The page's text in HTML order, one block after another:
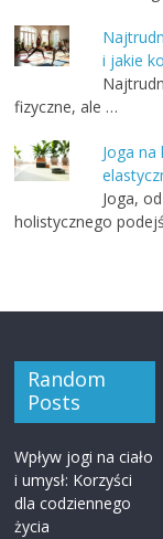
i jakie
fizyczne, ale …
Joga na
Joga,
holistycznego
Random
Posts
Wpływ jogi na ciało
i umysł: Korzyści
dla codziennego
życia